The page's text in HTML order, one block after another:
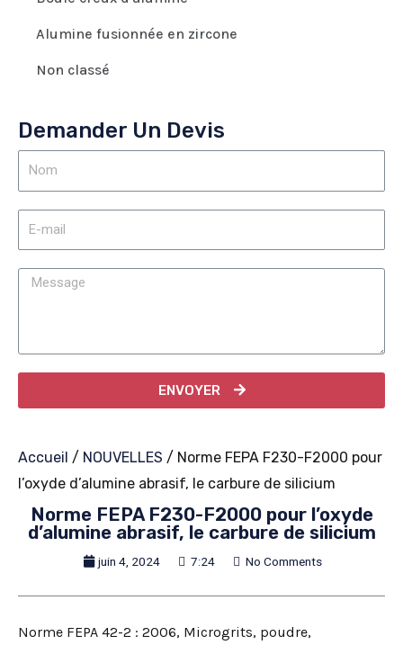
Alumine fusionnée en zircone
Non classé
Demander Un Devis
ENVOYER
Accueil / NOUVELLES / Norme FEPA F230-F2000 pour
l’oxyde d’alumine abrasif, le carbure de silicium
Norme FEPA F230-F2000 pour l’oxyde
d’alumine abrasif, le carbure de silicium
juin 4, 2024 7:24 No Comments
Norme FEPA 42-2 : 2006, Microgrits, poudre,